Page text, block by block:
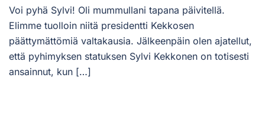
Voi pyhä Sylvi! Oli mummullani tapana päivitellä.
Elimme tuolloin niitä presidentti Kekkosen
päättymättömiä valtakausia. Jälkeenpäin olen ajatellut,
että pyhimyksen statuksen Sylvi Kekkonen on totisesti
ansainnut, kun […]